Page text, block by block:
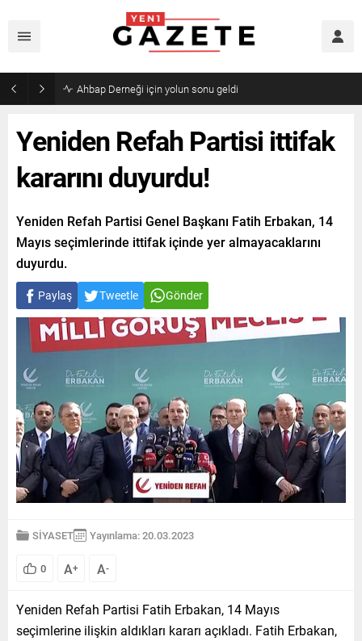
Mourinho’dan Arda Güler’e kötü haber
Yeniden Refah Partisi ittifak
kararını duyurdu!
Yeniden Refah Partisi Genel Başkanı Fatih Erbakan, 14
Mayıs seçimlerinde ittifak içinde yer almayacaklarını
duyurdu.
Paylaş Tweetle Gönder
SİYASET Yayınlama: 20.03.2023
0 A+ A-
Yeniden Refah Partisi Fatih Erbakan, 14 Mayıs
seçimlerine ilişkin aldıkları kararı açıkladı. Fatih Erbakan,